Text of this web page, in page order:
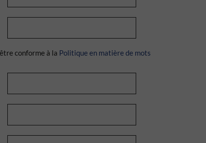
conforme à la Politique en matière de mots